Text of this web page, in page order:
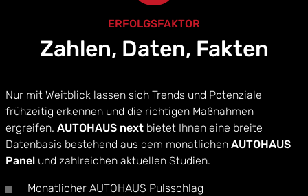
ERFOLGSFAKTOR
Zahlen, Daten, Fakten
Nur mit Weitblick lassen sich Trends und Potenziale
frühzeitig erkennen und die richtigen Maßnahmen
ergreifen. AUTOHAUS next bietet Ihnen eine breite
Datenbasis bestehend aus dem monatlichen AUTOHAUS
Panel und zahlreichen aktuellen Studien.
Monatlicher AUTOHAUS Pulsschlag